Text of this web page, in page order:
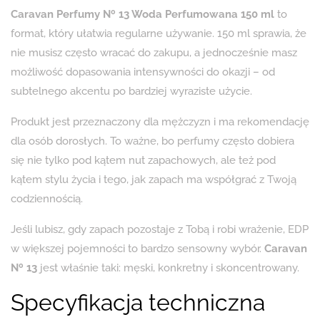
Caravan Perfumy Nº 13 Woda Perfumowana 150 ml to
format, który ułatwia regularne używanie. 150 ml sprawia, że
nie musisz często wracać do zakupu, a jednocześnie masz
możliwość dopasowania intensywności do okazji – od
subtelnego akcentu po bardziej wyraziste użycie.
Produkt jest przeznaczony dla mężczyzn i ma rekomendację
dla osób dorosłych. To ważne, bo perfumy często dobiera
się nie tylko pod kątem nut zapachowych, ale też pod
kątem stylu życia i tego, jak zapach ma współgrać z Twoją
codziennością.
Jeśli lubisz, gdy zapach pozostaje z Tobą i robi wrażenie, EDP
w większej pojemności to bardzo sensowny wybór. Caravan
Nº 13 jest właśnie taki: męski, konkretny i skoncentrowany.
Specyfikacja techniczna